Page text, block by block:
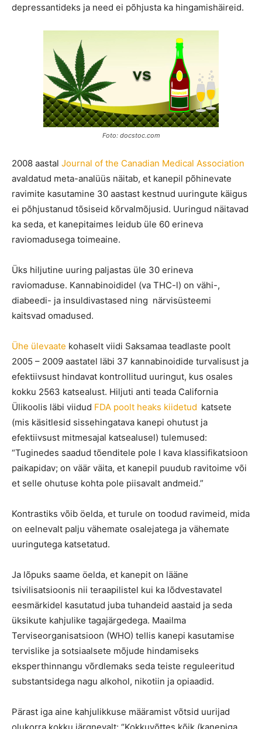
depressantideks ja need ei põhjusta ka hingamishäireid.
Foto: docstoc.com
2008 aastal Journal of the Canadian Medical Association
avaldatud meta-analüüs näitab, et kanepil põhinevate
ravimite kasutamine 30 aastast kestnud uuringute käigus
ei põhjustanud tõsiseid kõrvalmõjusid. Uuringud näitavad
ka seda, et kanepitaimes leidub üle 60 erineva
raviomadusega toimeaine.
Üks hiljutine uuring paljastas üle 30 erineva
raviomaduse. Kannabinoididel (va THC-l) on vähi-,
diabeedi- ja insuldivastased ning närvisüsteemi
kaitsvad omadused.
Ühe ülevaate kohaselt viidi Saksamaa teadlaste poolt
2005 – 2009 aastatel läbi 37 kannabinoidide turvalisust ja
efektiivsust hindavat kontrollitud uuringut, kus osales
kokku 2563 katsealust. Hiljuti anti teada California
Ülikoolis läbi viidud FDA poolt heaks kiidetud katsete
(mis käsitlesid sissehingatava kanepi ohutust ja
efektiivsust mitmesajal katsealusel) tulemused:
“Tuginedes saadud tõenditele pole I kava klassifikatsioon
paikapidav; on väär väita, et kanepil puudub ravitoime või
et selle ohutuse kohta pole piisavalt andmeid.”
Kontrastiks võib öelda, et turule on toodud ravimeid, mida
on eelnevalt palju vähemate osalejatega ja vähemate
uuringutega katsetatud.
Ja lõpuks saame öelda, et kanepit on lääne
tsivilisatsioonis nii teraapilistel kui ka lõdvestavatel
eesmärkidel kasutatud juba tuhandeid aastaid ja seda
üksikute kahjulike tagajärgedega. Maailma
Terviseorganisatsioon (WHO) tellis kanepi kasutamise
tervislike ja sotsiaalsete mõjude hindamiseks
eksperthinnangu võrdlemaks seda teiste reguleeritud
substantsidega nagu alkohol, nikotiin ja opiaadid.
Pärast iga aine kahjulikkuse määramist võtsid uurijad